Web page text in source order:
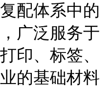
配体系中的
广泛服务于
印、标签、
的基础材料